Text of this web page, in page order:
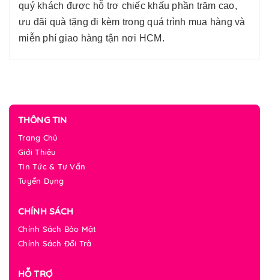
quý khách được hỗ trợ chiếc khấu phần trăm cao,
ưu đãi quà tặng đi kèm trong quá trình mua hàng và
miễn phí giao hàng tận nơi HCM.
THÔNG TIN
Trang Chủ
Giới Thiệu
Tin Tức & Tư Vấn
Tuyển Dụng
CHÍNH SÁCH
Chính Sách Bảo Mật
Chính Sách Đổi Trả
HỖ TRỢ